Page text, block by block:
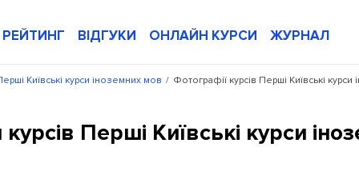
РЕЙТИНГ ВІДГУКИ ОНЛАЙН КУРСИ ЖУРНАЛ
/
Київські курси іноземних мов Фотографії курсів Перші Київські
Перші Київські курси